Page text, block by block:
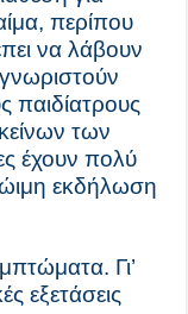
περίπου
να λάβουν
παιδίατρους
των
έχουν πολύ
εκδήλωση
Γι’
εξετάσεις